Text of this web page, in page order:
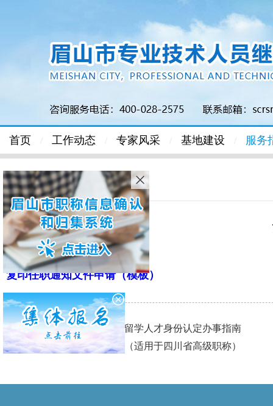
首页 / 工作动态 / 专家风采 / 基地建设 / 服务
首页>服务指南> 正文
复印任职通知文件申请（模板）
上一篇：四川省海外高层次留学人才身份认定办事指南
下一篇：
职称确认办事指南（适用于四川省高级职称）